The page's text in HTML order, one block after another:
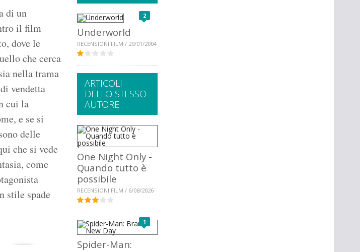
di un
il film
dove le
che cerca
nella trama
vendetta
cui la
e se si
delle
che si vede
come
stile spade
2
Underworld
RECENSIONI FILM / 29/01/2004
ARTICOLI
DELLO STESSO
AUTORE
One Night Only -
Quando tutto è
possibile
RECENSIONI FILM / 6/08/2026
1
Spider-Man: